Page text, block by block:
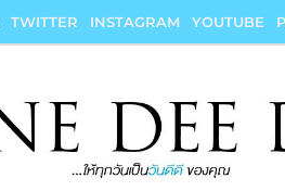
TWITTER INSTAGRAM YOUTUBE